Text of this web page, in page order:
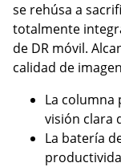
se rehúsa a
totalmente
de DR móvil.
calidad de
La columna
visión clara
La batería